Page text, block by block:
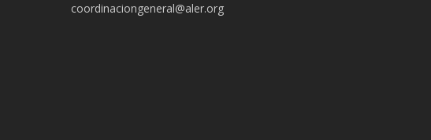
coordinaciongeneral@aler.org